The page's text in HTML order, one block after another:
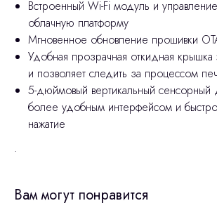
Встроенный Wi-Fi модуль и
облачную платформу
Мгновенное обновление прошивки
Удобная прозрачная откидная
и позволяет следить за процессом
5-дюймовый вертикальный
более удобным интерфейсом и
нажатие
.
Вам могут понравится